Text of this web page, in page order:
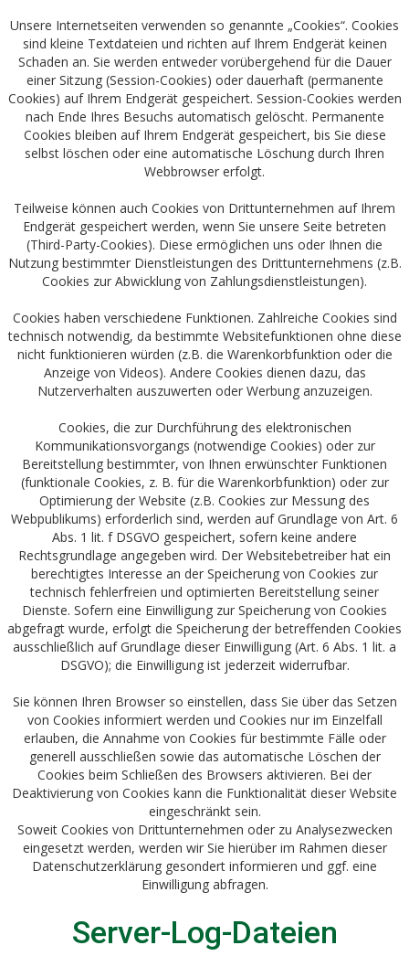
Unsere Internetseiten verwenden so genannte „Cookies“. Cookies
sind kleine Textdateien und richten auf Ihrem Endgerät keinen
Schaden an. Sie werden entweder vorübergehend für die Dauer
einer Sitzung (Session-Cookies) oder dauerhaft (permanente
Cookies) auf Ihrem Endgerät gespeichert. Session-Cookies werden
nach Ende Ihres Besuchs automatisch gelöscht. Permanente
Cookies bleiben auf Ihrem Endgerät gespeichert, bis Sie diese
selbst löschen oder eine automatische Löschung durch Ihren
Webbrowser erfolgt.
Teilweise können auch Cookies von Drittunternehmen auf Ihrem
Endgerät gespeichert werden, wenn Sie unsere Seite betreten
(Third-Party-Cookies). Diese ermöglichen uns oder Ihnen die
Nutzung bestimmter Dienstleistungen des Drittunternehmens (z.B.
Cookies zur Abwicklung von Zahlungsdienstleistungen).
Cookies haben verschiedene Funktionen. Zahlreiche Cookies sind
technisch notwendig, da bestimmte Websitefunktionen ohne diese
nicht funktionieren würden (z.B. die Warenkorbfunktion oder die
Anzeige von Videos). Andere Cookies dienen dazu, das
Nutzerverhalten auszuwerten oder Werbung anzuzeigen.
Cookies, die zur Durchführung des elektronischen
Kommunikationsvorgangs (notwendige Cookies) oder zur
Bereitstellung bestimmter, von Ihnen erwünschter Funktionen
(funktionale Cookies, z. B. für die Warenkorbfunktion) oder zur
Optimierung der Website (z.B. Cookies zur Messung des
Webpublikums) erforderlich sind, werden auf Grundlage von Art. 6
Abs. 1 lit. f DSGVO gespeichert, sofern keine andere
Rechtsgrundlage angegeben wird. Der Websitebetreiber hat ein
berechtigtes Interesse an der Speicherung von Cookies zur
technisch fehlerfreien und optimierten Bereitstellung seiner
Dienste. Sofern eine Einwilligung zur Speicherung von Cookies
abgefragt wurde, erfolgt die Speicherung der betreffenden Cookies
ausschließlich auf Grundlage dieser Einwilligung (Art. 6 Abs. 1 lit. a
DSGVO); die Einwilligung ist jederzeit widerrufbar.
Sie können Ihren Browser so einstellen, dass Sie über das Setzen
von Cookies informiert werden und Cookies nur im Einzelfall
erlauben, die Annahme von Cookies für bestimmte Fälle oder
generell ausschließen sowie das automatische Löschen der
Cookies beim Schließen des Browsers aktivieren. Bei der
Deaktivierung von Cookies kann die Funktionalität dieser Website
eingeschränkt sein.
Soweit Cookies von Drittunternehmen oder zu Analysezwecken
eingesetzt werden, werden wir Sie hierüber im Rahmen dieser
Datenschutzerklärung gesondert informieren und ggf. eine
Einwilligung abfragen.
Server-Log-Dateien